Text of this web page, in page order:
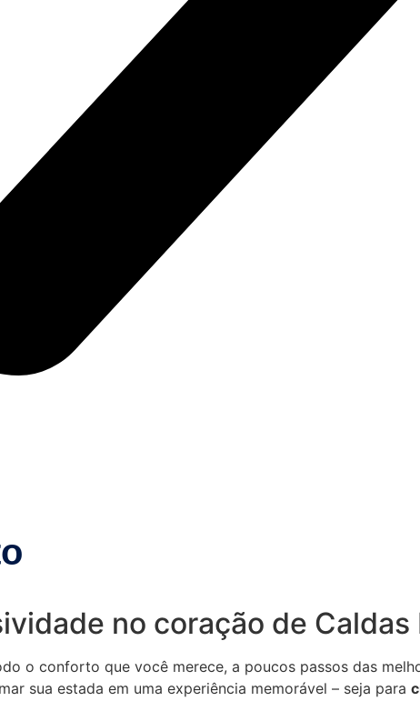
no coração de Caldas
o conforto que você merece, a poucos passos das
sua estada em uma experiência memorável – seja para